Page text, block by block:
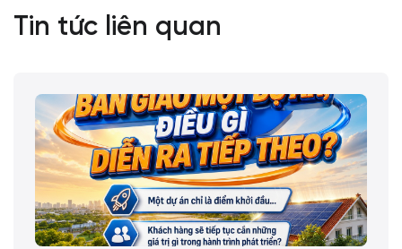
Tin tức liên quan